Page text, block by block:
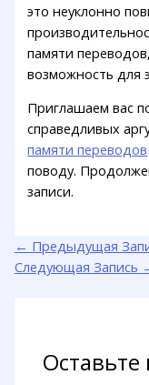
это неуклонно
памяти
возможность для
Приглашаем вас
справедливых
памяти переводов
поводу.
записи.
← Предыдущая
Следующая Запись